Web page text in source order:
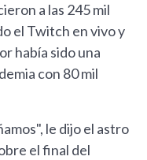
a las 245 mil
el Twitch en vivo y
había sido una
con 80 mil
le dijo el astro
el final del